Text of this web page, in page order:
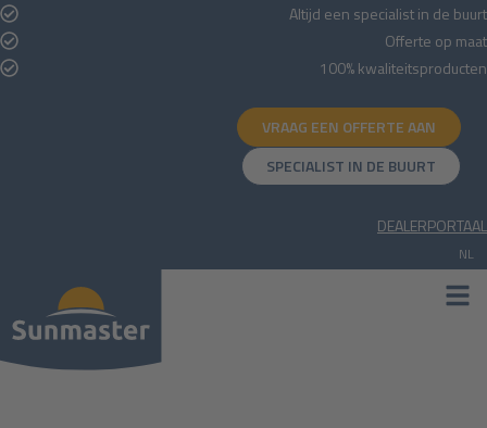
Altijd een specialist in de buurt
Offerte op maat
100% kwaliteitsproducten
VRAAG EEN OFFERTE AAN
SPECIALIST IN DE BUURT
DEALERPORTAAL
NL
NL